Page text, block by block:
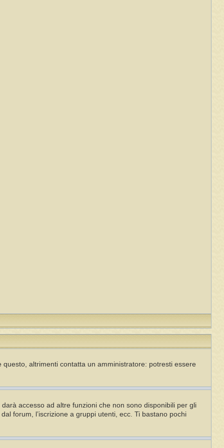
altrimenti contatta un amministratore: potresti essere
accesso ad altre funzioni che non sono disponibili per gli
forum, l’iscrizione a gruppi utenti, ecc. Ti bastano pochi